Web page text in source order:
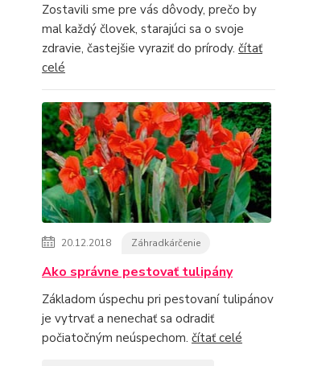
Zostavili sme pre vás dôvody, prečo by
mal každý človek, starajúci sa o svoje
zdravie, častejšie vyraziť do prírody. čítať
celé
20.12.2018 Záhradkárčenie
Ako správne pestovať tulipány
Základom úspechu pri pestovaní tulipánov
je vytrvať a nenechať sa odradiť
počiatočným neúspechom. čítať celé